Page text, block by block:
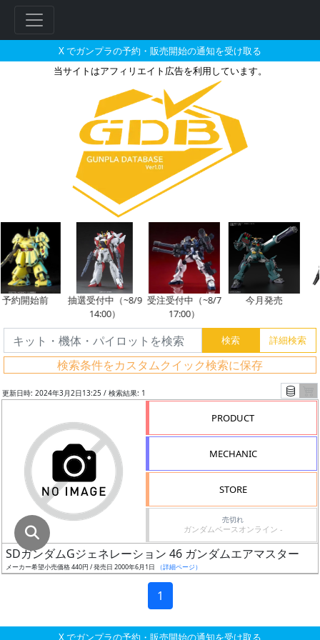
X でガンプラの予約・販売開始の通知を受け取る
当サイトはアフィリエイト広告を利用しています。
SDガンダムGジェネレーション
約開始前
抽選受付中（~8/9
14:00）
受注受付中（~8/7
17:00）
今月発売
検索条件をカスタムクイック検索に保存
ー
検
索
グ
レ
成
形
更新日時: 2024年3月2日13:25 / 検索結果: 1
PRODUCT
MECHANIC
STORE
売切れ
ガンダムベースオンライン -
SDガンダムGジェネレーション 46 ガンダムエアマスター
メーカー希望小売価格 440円 / 発売日 2000年6月1日 （詳細ページ）
1
X でガンプラの予約・販売開始の通知を受け取る